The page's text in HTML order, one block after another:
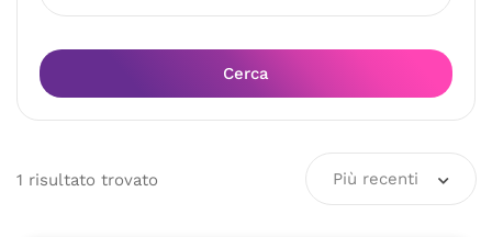
Cerca
1 risultato trovato Più recenti